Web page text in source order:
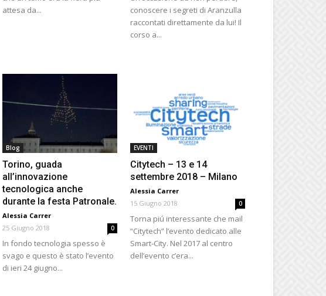
attesa da...
conoscere i segreti di Aranzulla
raccontati direttamente da lui! Il
corso a...
Blog
Torino, guada
all’innovazione
tecnologica anche
durante la festa Patronale.
Alessia Carrer
25 Giugno 2018
0
In fondo tecnologia spesso è
svago e questo è stato l’evento
di ieri 24 giugno...
EVENTI
Citytech – 13 e 14
settembre 2018 – Milano
Alessia Carrer
15 Giugno 2018
0
Torna piú interessante che mail
“Citytech” l’evento dedicato alle
Smart-City. Nel 2017 al centro
dell’evento c’era...